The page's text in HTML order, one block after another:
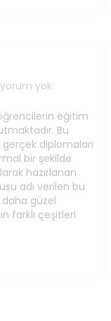
yok
eğitim
Bu
diplomaları
bir şekilde
hazırlanan
adı verilen bu
güzel
farklı çeşitleri